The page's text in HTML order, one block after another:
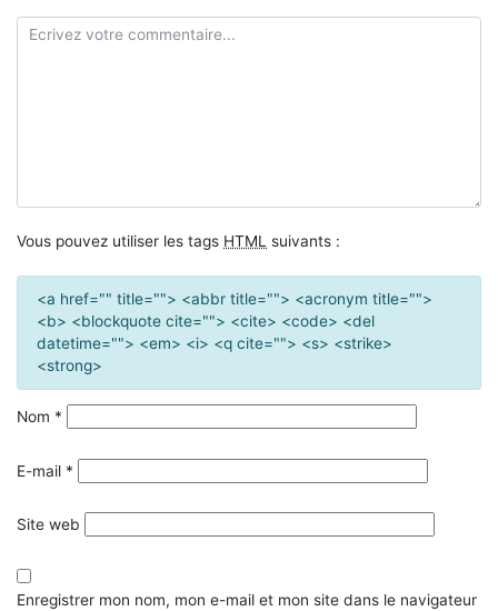
Vous pouvez utiliser les tags HTML suivants :
<a href="" title=""> <abbr title=""> <acronym title="">
<b> <blockquote cite=""> <cite> <code> <del
datetime=""> <em> <i> <q cite=""> <s> <strike>
<strong>
Nom *
E-mail *
Site web
Enregistrer mon nom, mon e-mail et mon site dans le navigateur